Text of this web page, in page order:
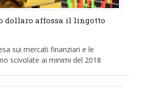
dollaro affossa il lingotto
sui mercati finanziari e le
scivolate ai minimi del 2018